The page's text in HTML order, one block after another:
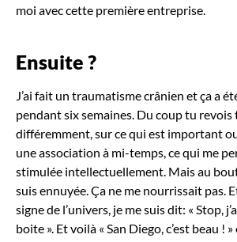
moi avec cette première entreprise.
Ensuite ?
J’ai fait un traumatisme crânien et ça a
pendant six semaines. Du coup tu revois
différemment, sur ce qui est important ou
une association à mi-temps, ce qui me
stimulée intellectuellement. Mais au
suis ennuyée. Ça ne me nourrissait pas.
signe de l’univers, je me suis dit: « Stop,
boite ». Et voilà « San Diego, c’est beau ! »